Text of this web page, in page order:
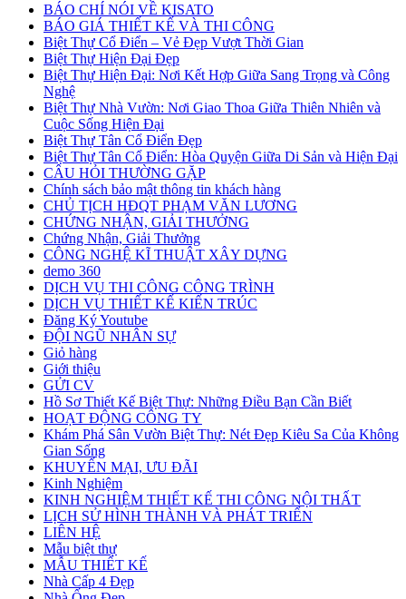
BÁO CHÍ NÓI VỀ KISATO
BÁO GIÁ THIẾT KẾ VÀ THI CÔNG
Biệt Thự Cổ Điển – Vẻ Đẹp Vượt Thời Gian
Biệt Thự Hiện Đại Đẹp
Biệt Thự Hiện Đại: Nơi Kết Hợp Giữa Sang Trọng và Công
Nghệ
Biệt Thự Nhà Vườn: Nơi Giao Thoa Giữa Thiên Nhiên và
Cuộc Sống Hiện Đại
Biệt Thự Tân Cổ Điển Đẹp
Biệt Thự Tân Cổ Điển: Hòa Quyện Giữa Di Sản và Hiện Đại
CÂU HỎI THƯỜNG GẶP
Chính sách bảo mật thông tin khách hàng
CHỦ TỊCH HĐQT PHẠM VĂN LƯƠNG
CHỨNG NHẬN, GIẢI THƯỞNG
Chứng Nhận, Giải Thưởng
CÔNG NGHỆ KĨ THUẬT XÂY DỰNG
demo 360
DỊCH VỤ THI CÔNG CÔNG TRÌNH
DỊCH VỤ THIẾT KẾ KIẾN TRÚC
Đăng Ký Youtube
ĐỘI NGŨ NHÂN SỰ
Giỏ hàng
Giới thiệu
GỬI CV
Hồ Sơ Thiết Kế Biệt Thự: Những Điều Bạn Cần Biết
HOẠT ĐỘNG CÔNG TY
Khám Phá Sân Vườn Biệt Thự: Nét Đẹp Kiêu Sa Của Không
Gian Sống
KHUYẾN MẠI, ƯU ĐÃI
Kinh Nghiệm
KINH NGHIỆM THIẾT KẾ THI CÔNG NỘI THẤT
LỊCH SỬ HÌNH THÀNH VÀ PHÁT TRIỂN
LIÊN HỆ
Mẫu biệt thự
MẪU THIẾT KẾ
Nhà Cấp 4 Đẹp